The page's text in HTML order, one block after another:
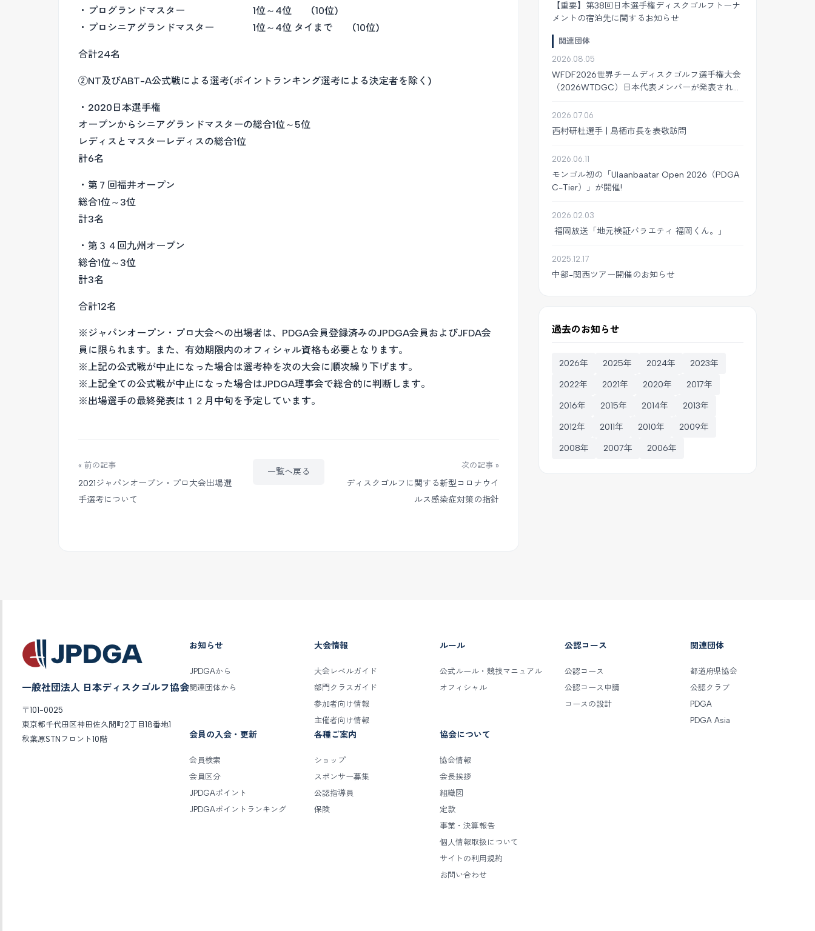
・プログランドマスター 1位～4位 (10位)
・プロシニアグランドマスター 1位～4位 タイまで (10位)
合計24名
②NT及びABT-A公式戦による選考(ポイントランキング選考による決定者を除く)
・2020日本選手権
オープンからシニアグランドマスターの総合1位～5位
レディスとマスターレディスの総合1位
計6名
・第７回福井オープン
総合1位～3位
計3名
・第３４回九州オープン
総合1位～3位
計3名
合計12名
※ジャパンオープン・プロ大会への出場者は、PDGA会員登録済みのJPDGA会員およびJFDA会
員に限られます。また、有効期限内のオフィシャル資格も必要となります。
※上記の公式戦が中止になった場合は選考枠を次の大会に順次繰り下げます。
※上記全ての公式戦が中止になった場合はJPDGA理事会で総合的に判断します。
※出場選手の最終発表は１２月中旬を予定しています。
« 前の記事
2021ジャパンオープン・プロ大会出場選
手選考について
一覧へ戻る
次の記事 »
ディスクゴルフに関する新型コロナウイ
ルス感染症対策の指針
【重要】第38回日本選手権ディスクゴルフトーナ
メントの宿泊先に関するお知らせ
関連団体
2026.08.05
WFDF2026世界チームディスクゴルフ選手権大会
（2026WTDGC）日本代表メンバーが発表されま
2026.07.06
西村研杜選手 | 鳥栖市長を表敬訪問
2026.06.11
モンゴル初の「Ulaanbaatar Open 2026（PDGA
C-Tier）」が開催!
2026.02.03
福岡放送「地元検証バラエティ 福岡くん。」
2025.12.17
中部-関西ツアー開催のお知らせ
過去のお知らせ
2026年 2025年 2024年 2023年
2022年 2021年 2020年 2017年
2016年 2015年 2014年 2013年
2012年 2011年 2010年 2009年
2008年 2007年 2006年
一般社団法人 日本ディスクゴルフ協会
〒101-0025
東京都千代田区神田佐久間町2丁目18番地1
秋葉原STNフロント10階
お知らせ
JPDGAから
関連団体から
大会情報
大会レベルガイド
部門クラスガイド
参加者向け情報
主催者向け情報
ルール
公式ルール・競技マニュアル
オフィシャル
公認コース
公認コース
公認コース申請
コースの設計
関連団体
都道府県協会
公認クラブ
PDGA
PDGA Asia
会員の入会・更新
会員検索
会員区分
JPDGAポイント
JPDGAポイントランキング
各種ご案内
ショップ
スポンサー募集
公認指導員
保険
協会について
協会情報
会長挨拶
組織図
定款
事業・決算報告
個人情報取扱について
サイトの利用規約
お問い合わせ